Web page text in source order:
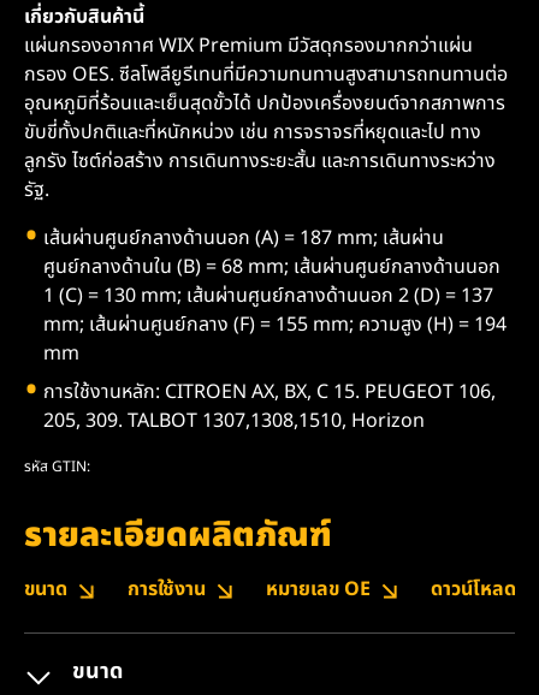
เกี่ยวกับสินค้านี้
แผ่นกรองอากาศ WIX Premium มีวัสดุกรองมากกว่าแผ่น
กรอง OES. ซีลโพลียูรีเทนที่มีความทนทานสูงสามารถทนทานต่อ
อุณหภูมิที่ร้อนและเย็นสุดขั้วได้ ปกป้องเครื่องยนต์จากสภาพการ
ขับขี่ทั้งปกติและที่หนักหน่วง เช่น การจราจรที่หยุดและไป ทาง
ลูกรัง ไซต์ก่อสร้าง การเดินทางระยะสั้น และการเดินทางระหว่าง
รัฐ.
เส้นผ่านศูนย์กลางด้านนอก (A) = 187 mm; เส้นผ่าน
ศูนย์กลางด้านใน (B) = 68 mm; เส้นผ่านศูนย์กลางด้านนอก
1 (C) = 130 mm; เส้นผ่านศูนย์กลางด้านนอก 2 (D) = 137
mm; เส้นผ่านศูนย์กลาง (F) = 155 mm; ความสูง (H) = 194
mm
การใช้งานหลัก: CITROEN AX, BX, C 15. PEUGEOT 106,
205, 309. TALBOT 1307,1308,1510, Horizon
รหัส GTIN:
รายละเอียดผลิตภัณฑ์
ขนาด การใช้งาน หมายเลข OE ดาวน์โหลด
ขนาด